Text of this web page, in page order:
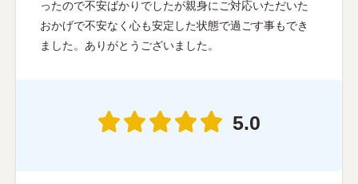
ったので不安ばかりでしたが親身にご対応いただいた
おかげで不安なく心も安定した状態で過ごす事もでき
ました。ありがとうございました。
5.0